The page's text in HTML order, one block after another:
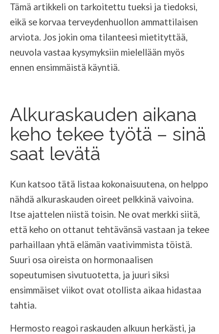
Tämä artikkeli on tarkoitettu tueksi ja tiedoksi,
eikä se korvaa terveydenhuollon ammattilaisen
arviota. Jos jokin oma tilanteesi mietityttää,
neuvola vastaa kysymyksiin mielellään myös
ennen ensimmäistä käyntiä.
Alkuraskauden aikana
keho tekee työtä – sinä
saat levätä
Kun katsoo tätä listaa kokonaisuutena, on helppo
nähdä alkuraskauden oireet pelkkinä vaivoina.
Itse ajattelen niistä toisin. Ne ovat merkki siitä,
että keho on ottanut tehtävänsä vastaan ja tekee
parhaillaan yhtä elämän vaativimmista töistä.
Suuri osa oireista on hormonaalisen
sopeutumisen sivutuotetta, ja juuri siksi
ensimmäiset viikot ovat otollista aikaa hidastaa
tahtia.
Hermosto reagoi raskauden alkuun herkästi, ja